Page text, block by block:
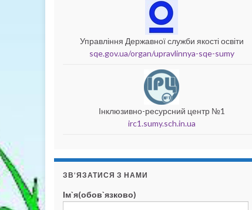
Управління Державної служби якості освіти
sqe.gov.ua/organ/upravlinnya-sqe-sumy
Інклюзивно-ресурсний центр №1
irc1.sumy.sch.in.ua
ЗВ’ЯЗАТИСЯ З НАМИ
Ім`я(обов`язково)